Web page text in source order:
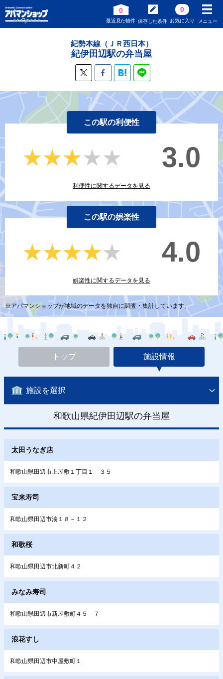
0
最近見た物件 保存した条件
0
お気に入り メニュー
紀勢本線（ＪＲ西日本）
紀伊田辺駅の弁当屋
この駅の利便性
★★★★★
★★★★★ 3.0
利便性に関するデータを見る
この駅の娯楽性
★★★★★
★★★★★ 4.0
娯楽性に関するデータを見る
※アパマンショップが地域のデータを独自に調査・集計しています。
トップ 施設情報
施設を選択
和歌山県紀伊田辺駅の弁当屋
太田うなぎ店
和歌山県田辺市上屋敷１丁目１－３５
宝来寿司
和歌山県田辺市湊１８－１２
和歌桜
和歌山県田辺市北新町４２
みなみ寿司
和歌山県田辺市新屋敷町４５－７
浪花すし
和歌山県田辺市中屋敷町１